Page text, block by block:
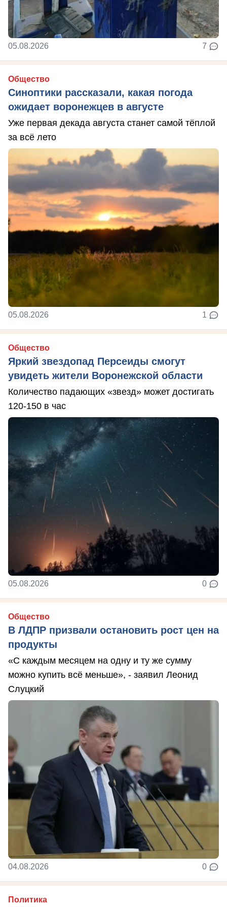
05.08.2026 7
Общество
Синоптики рассказали, какая погода
ожидает воронежцев в августе
Уже первая декада августа станет самой тёплой
за всё лето
05.08.2026 1
Общество
Яркий звездопад Персеиды смогут
увидеть жители Воронежской области
Количество падающих «звезд» может достигать
120-150 в час
05.08.2026 0
Общество
В ЛДПР призвали остановить рост цен на
продукты
«С каждым месяцем на одну и ту же сумму
можно купить всё меньше», - заявил Леонид
Слуцкий
04.08.2026 0
Политика